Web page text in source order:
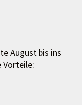
August bis ins